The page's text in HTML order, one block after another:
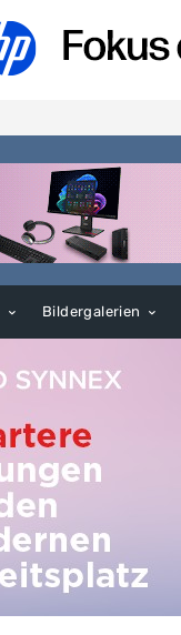
Bildergalerien